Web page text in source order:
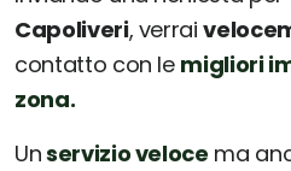
Capoliveri, verrai
contatto con le migliori
zona.
Unservizio veloce ma